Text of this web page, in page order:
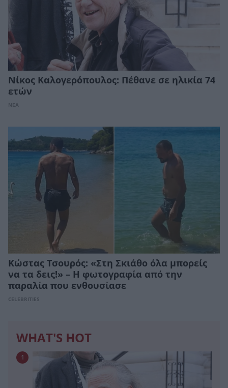
Νίκος Καλογερόπουλος: Πέθανε σε ηλικία 74
ετών
ΝΕΑ
Κώστας Τσουρός: «Στη Σκιάθο όλα μπορείς
να τα δεις!» – Η φωτογραφία από την
παραλία που ενθουσίασε
CELEBRITIES
WHAT'S HOT
1